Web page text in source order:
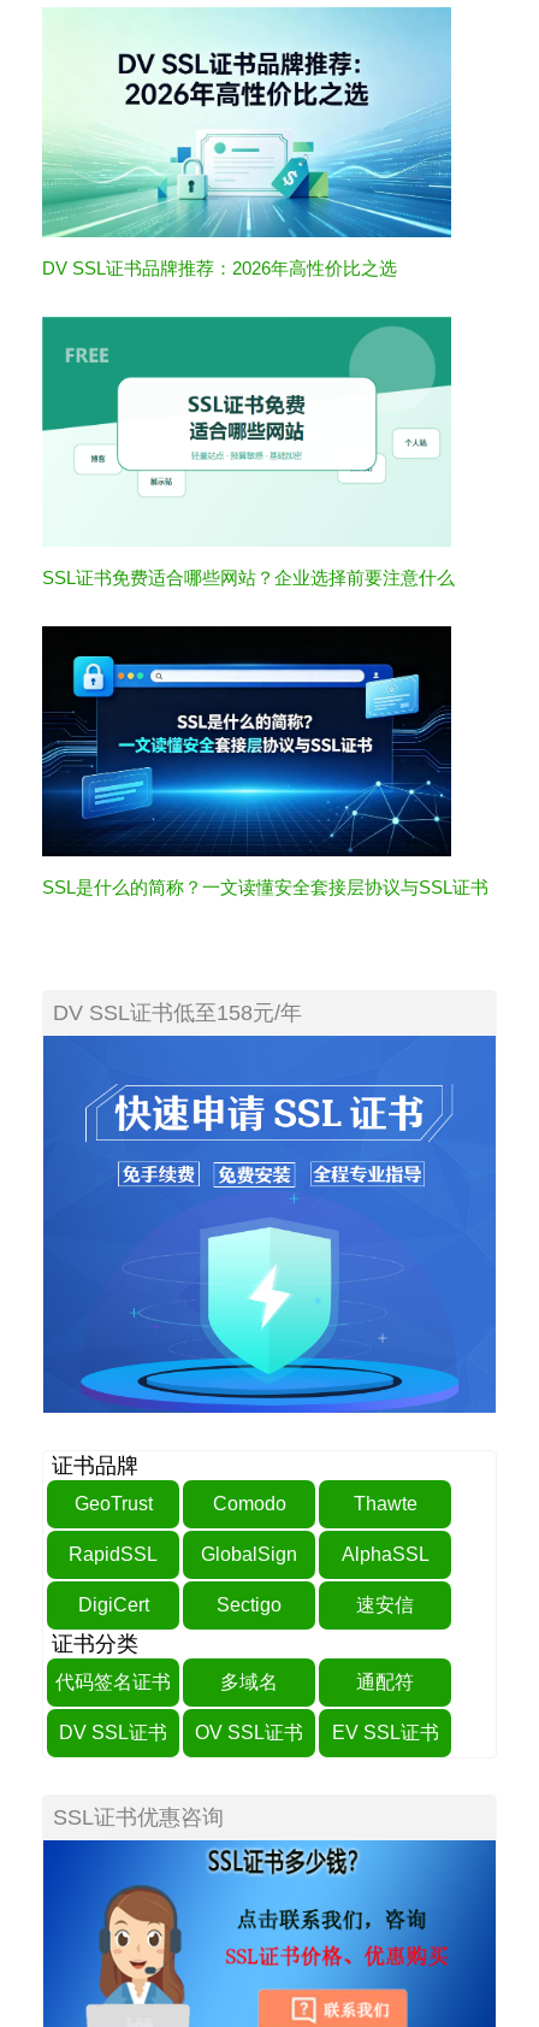
DV SSL证书品牌推荐：2026年高性价比之选
SSL证书免费适合哪些网站？企业选择前要注意什么
SSL是什么的简称？一文读懂安全套接层协议与SSL证书
DV SSL证书低至158元/年
证书品牌
GeoTrust Comodo Thawte
RapidSSL GlobalSign AlphaSSL
DigiCert Sectigo 速安信
证书分类
代码签名证书 多域名 通配符
DV SSL证书 OV SSL证书 EV SSL证书
SSL证书优惠咨询